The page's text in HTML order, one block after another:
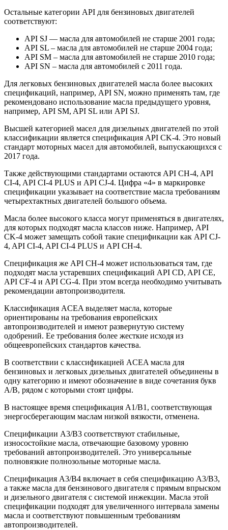
Остальные категории API для бензиновых двигателей
соответствуют:
API SJ — масла для автомобилей не старше 2001 года;
API SL – масла для автомобилей не старше 2004 года;
API SM – масла для автомобилей не старше 2010 года;
API SN – масла для автомобилей с 2011 года.
Для легковых бензиновых двигателей масла более высоких
спецификаций, например, API SN, можно применять там, где
рекомендовано использование масла предыдущего уровня,
например, API SM, API SL или API SJ.
Высшей категорией масел для дизельных двигателей по этой
классификации является спецификация API CK-4. Это новый
стандарт моторных масел для автомобилей, выпускающихся с
2017 года.
Также действующими стандартами остаются API CH-4, API
CI-4, API CI-4 PLUS и API CJ-4. Цифра «4» в маркировке
спецификации указывает на соответствие масла требованиям
четырехтактных двигателей большого объема.
Масла более высокого класса могут применяться в двигателях,
для которых подходят масла классов ниже. Например, API
CK-4 может замещать собой такие спецификации как API CJ-
4, API CI-4, API CI-4 PLUS и API CH-4.
Спецификация же API CH-4 может использоваться там, где
подходят масла устаревших спецификаций API CD, API CE,
API CF-4 и API CG-4. При этом всегда необходимо учитывать
рекомендации автопроизводителя.
Классификация ACEA выделяет масла, которые
ориентированы на требования европейских
автопроизводителей и имеют развернутую систему
одобрений. Ее требования более жесткие исходя из
общеевропейских стандартов качества.
В соответствии с классификацией ACEA масла для
бензиновых и легковых дизельных двигателей объединены в
одну категорию и имеют обозначение в виде сочетания букв
A/B, рядом с которыми стоят цифры.
В настоящее время спецификация A1/B1, соответствующая
энергосберегающим маслам низкой вязкости, отменена.
Спецификации A3/B3 соответствуют стабильные,
износостойкие масла, отвечающие базовому уровню
требований автопроизводителей. Это универсальные
полновязкие полнозольные моторные масла.
Спецификация A3/B4 включает в себя спецификацию A3/B3,
а также масла для бензинового двигателя с прямым впрыском
и дизельного двигателя с системой инжекции. Масла этой
спецификации подходят для увеличенного интервала замены
масла и соответствуют повышенным требованиям
автопроизводителей.